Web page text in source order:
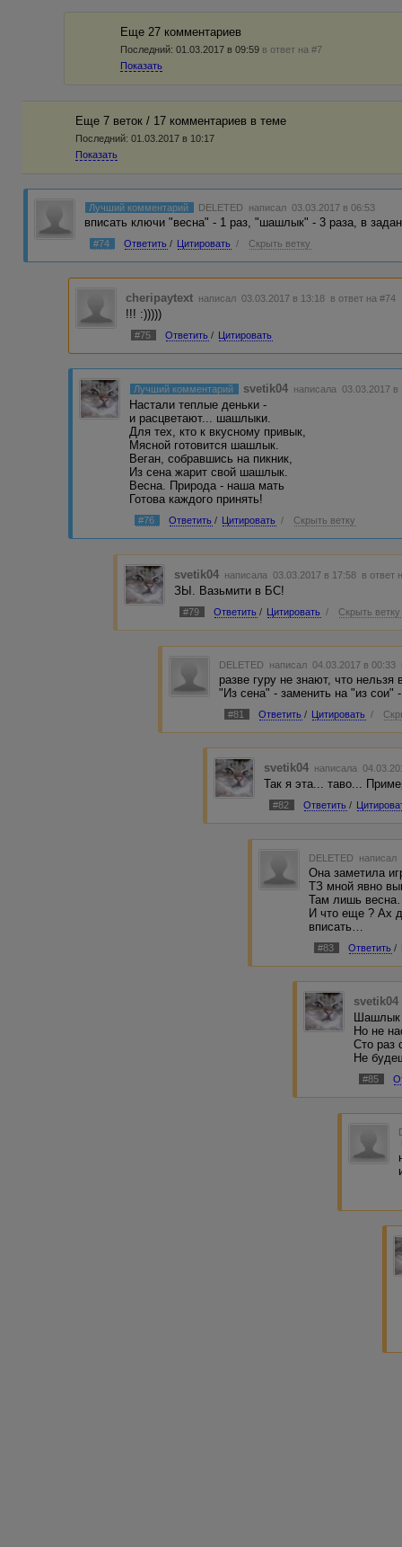
Еще 27 комментариев
Последний: 01.03.2017 в 09:59 в ответ на #7
Показать
Еще 7 веток / 17 комментариев в темe
Последний: 01.03.2017 в 10:17
Показать
Лучший комментарий DELETED написал 03.03.2017 в 06:53
вписать ключи "весна" - 1 раз, "шашлык" - 3 раза, в
#74 Ответить / Цитировать / Скрыть ветку
cheripaytext написал 03.03.2017 в 13:18 в ответ на #74
!!! :)))))
#75 Ответить / Цитировать
Лучший комментарий svetik04 написала 03.03.2017
Настали теплые деньки -
и расцветают... шашлыки.
Для тех, кто к вкусному привык,
Мясной готовится шашлык.
Веган, собравшись на пикник,
Из сена жарит свой шашлык.
Весна. Природа - наша мать
Готова каждого принять!
#76 Ответить / Цитировать / Скрыть ветку
svetik04 написала 03.03.2017 в 17:58 в ответ
ЗЫ. Вазьмити в БС!
#79 Ответить / Цитировать / Скрыть ветку
DELETED написал 04.03.2017 в 00:33
разве гуру не знают, что
"Из сена" - заменить на "из сои"
#81 Ответить / Цитировать /
svetik04 написала
Так я эта... таво...
#82 Ответить /
DELETED
Она заметила
ТЗ мной явно
Там лишь
И что еще ? Ах
вписать…
#83 Ответить /
svetik04
Шашлык
Но не
Сто раз
Не
#85